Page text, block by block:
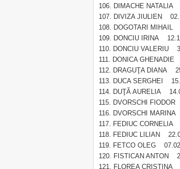
DIMACHE NATALIA
DIVIZA JIULIEN
DOGOTARI MIHAIL
DONCIU IRINA
DONCIU VALERIU
DONICA
DRAGUŢA DIANA
DUCA SERGHEI
DUŢĂ AURELIA
DVORSCHI
DVORSCHI
FEDIUC CORNELIA
FEDIUC LILIAN
FETCO OLEG
FISTICAN ANTON
FLOREA CRISTINA